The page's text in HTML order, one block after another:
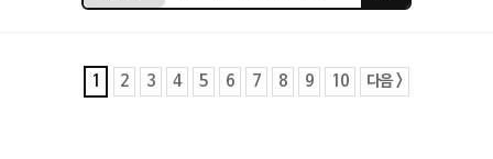
1 2 3 4 5 6 7 8 9 10 다음 >